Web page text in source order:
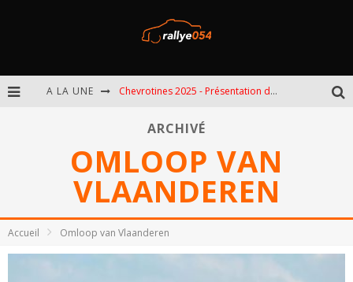
A LA UNE Chevrotines 2025 - Présentation de l'épreuve
Omloop 2025 - Présentation de l'épreuve
Spa 2025 - Présentation de l'épreuve
ARCHIVÉ
OMLOOP VAN
VLAANDEREN
Accueil Omloop van Vlaanderen